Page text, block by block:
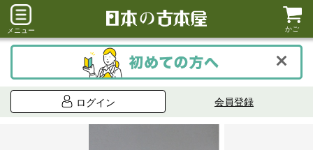
メニュー かご
ログイン 会員登録